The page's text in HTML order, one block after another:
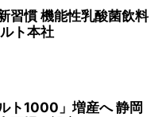
習慣 機能性乳酸菌飲料
ト本社
ト1000」増産へ 静岡